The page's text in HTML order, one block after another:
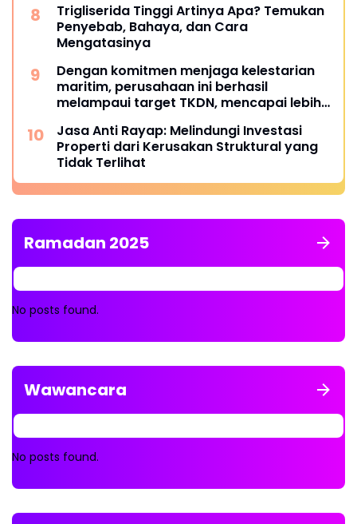
Trigliserida Tinggi Artinya Apa? Temukan
Penyebab, Bahaya, dan Cara
Mengatasinya
Dengan komitmen menjaga kelestarian
maritim, perusahaan ini berhasil
melampaui target TKDN, mencapai lebih
Jasa Anti Rayap: Melindungi Investasi
Properti dari Kerusakan Struktural yang
Tidak Terlihat
Ramadan 2025
No posts found.
Wawancara
No posts found.